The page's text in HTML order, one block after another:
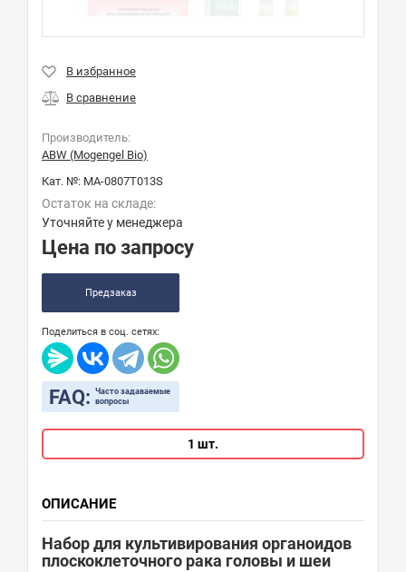
Производитель:
ABW (Mogengel Bio)
Кат. №: MA-0807T013S
Остаток на складе:
Уточняйте у менеджера
Цена по запросу
Предзаказ
Поделиться в соц. сетях:
FAQ: Часто задаваемые
вопросы
1 шт.
ОПИСАНИЕ
Набор для культивирования органоидов
плоскоклеточного рака головы и шеи